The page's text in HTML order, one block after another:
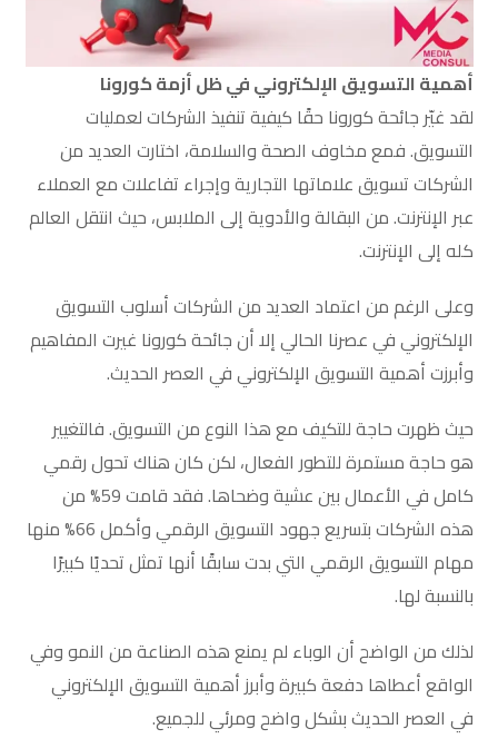
أهمية التسويق الإلكتروني في ظل أزمة كورونا
لقد غيّر جائحة كورونا حقًا كيفية تنفيذ الشركات لعمليات
التسويق. فمع مخاوف الصحة والسلامة، اختارت العديد من
الشركات تسويق علاماتها التجارية وإجراء تفاعلات مع العملاء
عبر الإنترنت. من البقالة والأدوية إلى الملابس، حيث انتقل العالم
كله إلى الإنترنت.
وعلى الرغم من اعتماد العديد من الشركات أسلوب التسويق
الإلكتروني في عصرنا الحالي إلا أن جائحة كورونا غيرت المفاهيم
وأبرزت أهمية التسويق الإلكتروني في العصر الحديث.
حيث ظهرت حاجة للتكيف مع هذا النوع من التسويق. فالتغيير
هو حاجة مستمرة للتطور الفعال، لكن كان هناك تحول رقمي
كامل في الأعمال بين عشية وضحاها. فقد قامت 59% من
هذه الشركات بتسريع جهود التسويق الرقمي وأكمل 66% منها
مهام التسويق الرقمي التي بدت سابقًا أنها تمثل تحديًا كبيرًا
بالنسبة لها.
لذلك من الواضح أن الوباء لم يمنع هذه الصناعة من النمو وفي
الواقع أعطاها دفعة كبيرة وأبرز أهمية التسويق الإلكتروني
في العصر الحديث بشكل واضح ومرئي للجميع.